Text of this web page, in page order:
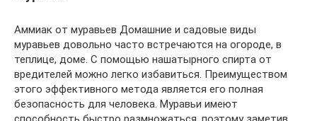
Аммиак от муравьев Домашние и садовые виды
муравьев довольно часто встречаются на огороде, в
теплице, доме. С помощью нашатырного спирта от
вредителей можно легко избавиться. Преимуществом
этого эффективного метода является его полная
безопасность для человека. Муравьи имеют